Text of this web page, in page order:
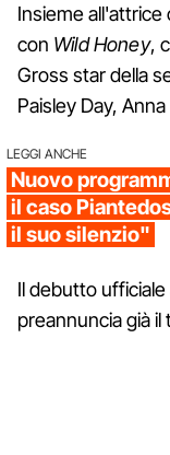
Insieme
con Wild Honey,
Gross star della
Paisley Day,
LEGGI ANCHE
Nuovo
il caso
il suo silenzio"
Il debutto
preannuncia già